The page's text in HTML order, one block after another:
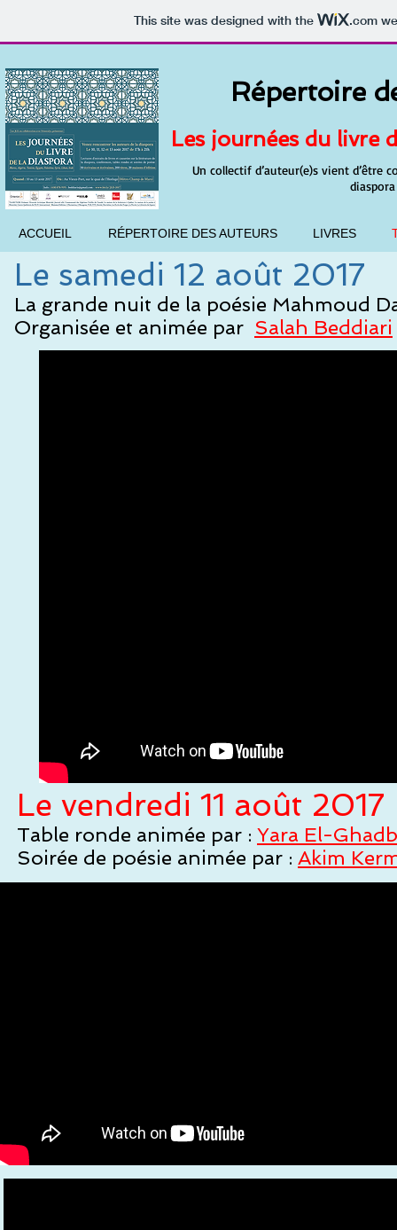
This site was designed with the .com
ACCUEIL RÉPERTOIRE DES AUTEURS LIVRES
Un collectif d’auteur(e)s vient d’être
Les journées du livre
Répertoire
Le samedi 12 août 2017
La grande nuit de la poésie Mahmoud
Organisée et animée par Salah Beddiari
Le vendredi 11 août 2017
Table ronde animée par : Yara El-
Soirée de poésie animée par : Akim